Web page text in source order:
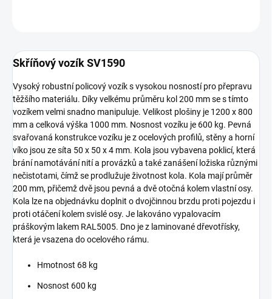
Skříňový vozík SV1590
Vysoký robustní policový vozík s vysokou nosností pro přepravu
těžšího materiálu. Díky velkému průměru kol 200 mm se s tímto
vozíkem velmi snadno manipuluje. Velikost plošiny je 1200 x 800
mm a celková výška 1000 mm. Nosnost vozíku je 600 kg. Pevná
svařovaná konstrukce vozíku je z ocelových profilů, stěny a horní
víko jsou ze síta 50 x 50 x 4 mm. Kola jsou vybavena poklicí, která
brání namotávání nití a provázků a také zanášení ložiska různými
nečistotami, čímž se prodlužuje životnost kola. Kola mají průměr
200 mm, přičemž dvě jsou pevná a dvě otočná kolem vlastní osy.
Kola lze na objednávku doplnit o dvojčinnou brzdu proti pojezdu i
proti otáčení kolem svislé osy. Je lakováno vypalovacím
práškovým lakem RAL5005. Dno je z laminované dřevotřísky,
která je vsazena do ocelového rámu.
Hmotnost 68 kg
Nosnost 600 kg